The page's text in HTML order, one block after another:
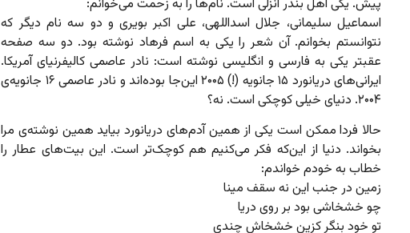
پیش. یکی اهل بندر انزلی است. نام‌ها را به زحمت می‌خوانم:
اسماعیل سلیمانی، جلال اسداللهی، علی اکبر بویری و دو سه نام دیگر که
نتوانستم بخوانم. آن شعر را یکی به اسم فرهاد نوشته بود. دو سه صفحه
عقبتر یکی به فارسی و انگلیسی نوشته است: نادر عاصمی کالیفرنیای آمریکا.
ایرانی‌های دریانورد ۱۵ جانویه (!) ۲۰۰۵ این‌جا بوده‌اند و نادر عاصمی ۱۶ جانویه‌ی
۲۰۰۴. دنیای خیلی کوچکی است. نه؟
حالا فردا ممکن است یکی از همین آدم‌های دریانورد بیاید همین نوشته‌ی مرا
بخواند. دنیا از این‌که فکر می‌کنیم هم کوچک‌تر است. این بیت‌های عطار را
خطاب به خودم خواندم:
زمین در جنب این نه سقف مینا
چو خشخاشی بود بر روی دریا
تو خود بنگر کزین خشخاش چندی